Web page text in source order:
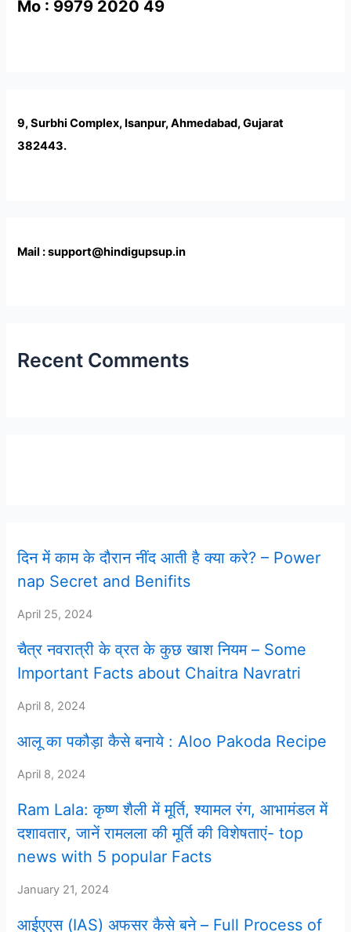
Mo : 9979 2020 49
9, Surbhi Complex, Isanpur, Ahmedabad, Gujarat
382443.
Mail : support@hindigupsup.in
Recent Comments
दिन में काम के दौरान नींद आती है क्या करे? – Power
nap Secret and Benifits
April 25, 2024
चैत्र नवरात्री के व्रत के कुछ खाश नियम – Some
Important Facts about Chaitra Navratri
April 8, 2024
आलू का पकौड़ा कैसे बनाये : Aloo Pakoda Recipe
April 8, 2024
Ram Lala: कृष्ण शैली में मूर्ति, श्यामल रंग, आभामंडल में
दशावतार, जानें रामलला की मूर्ति की विशेषताएं- top
news with 5 popular Facts
January 21, 2024
आईएएस (IAS) अफसर कैसे बने – Full Process of